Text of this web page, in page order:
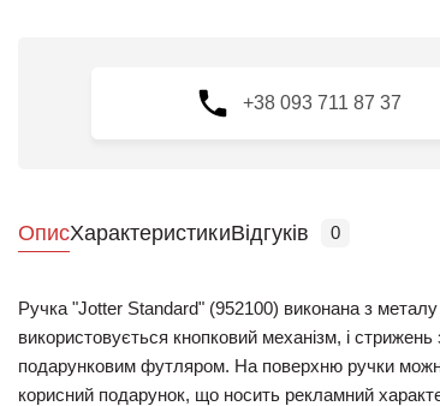
+38 093 711 87 37
ОписХарактеристикиВідгуків 0
Ручка "Jotter Standard" (952100) виконана з металу
використовується кнопковий механізм, і
подарунковим футляром. На поверхню ручки
корисний подарунок, що носить рекламний